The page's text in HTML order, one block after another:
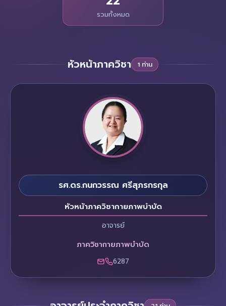
รวมทั้งหมด
หัวหน้าภาควิชา 1 ท่าน
รศ.ดร.กนกวรรณ ศรีสุภรกรกุล
หัวหน้าภาควิชากายภาพบำบัด
อาจารย์
ภาควิชากายภาพบำบัด
6287